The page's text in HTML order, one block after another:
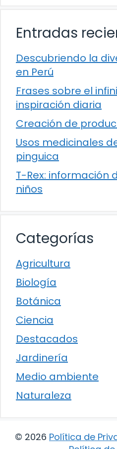
Entradas
Descubriendo la
en Perú
Frases sobre el
inspiración diaria
Creación de
Usos medicinales
pinguica
T-Rex: información
niños
Categorías
Agricultura
Biología
Botánica
Ciencia
Destacados
Jardinería
Medio ambiente
Naturaleza
© 2026 Política de